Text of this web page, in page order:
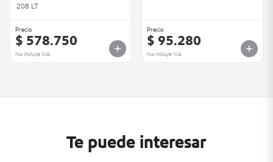
208 LT
Precio
$ 578.750
No incluye IVA
Precio
$ 95.280
No incluye IVA
Te puede interesar